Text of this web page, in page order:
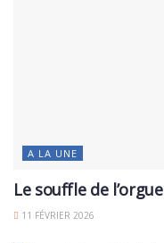
A LA UNE
Le souffle de l’orgue
11 FÉVRIER 2026